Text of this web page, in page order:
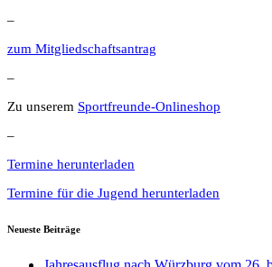
–
zum Mitgliedschaftsantrag
–
Zu unserem Sportfreunde-Onlineshop
–
Termine herunterladen
Termine für die Jugend herunterladen
Neueste Beiträge